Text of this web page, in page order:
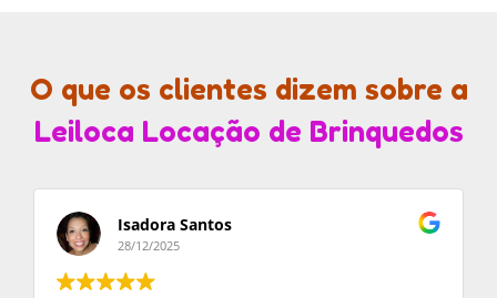
O que os clientes dizem sobre a
Leiloca Locação de Brinquedos
Isadora Santos
28/12/2025